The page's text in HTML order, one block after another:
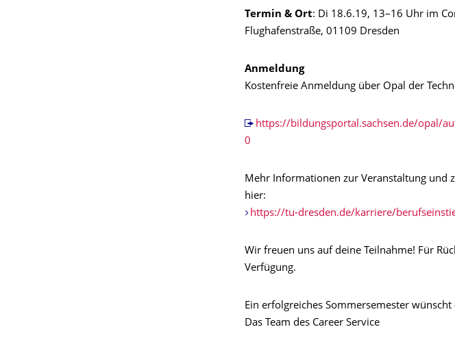
Termin & Ort: Di 18.6.19, 13–16 Uhr im
Flughafenstraße, 01109 Dresden
Anmeldung
Kostenfreie Anmeldung über Opal der
https://bildungsportal.sachsen.de/opal/
0
Mehr Informationen zur Veranstaltung und
hier:
https://tu-dresden.de/karriere/
Wir freuen uns auf deine Teilnahme! Für
Verfügung.
Ein erfolgreiches Sommersemester wünscht
Das Team des Career Service